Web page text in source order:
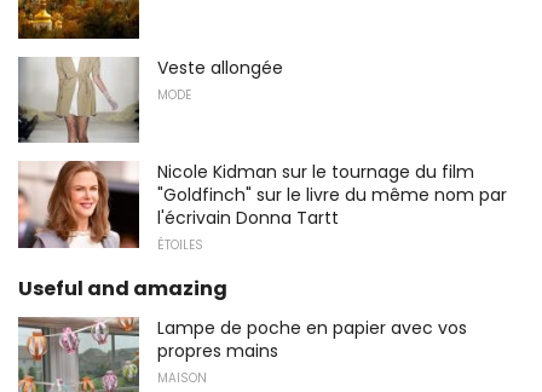
Veste allongée
MODE
Nicole Kidman sur le tournage du film
"Goldfinch" sur le livre du même nom par
l'écrivain Donna Tartt
ÉTOILES
Useful and amazing
Lampe de poche en papier avec vos
propres mains
MAISON